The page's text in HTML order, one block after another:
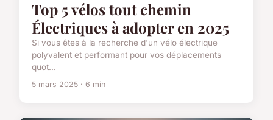
Top 5 vélos tout chemin
Électriques à adopter en 2025
Si vous êtes à la recherche d'un vélo électrique
polyvalent et performant pour vos déplacements
quot...
5 mars 2025 · 6 min